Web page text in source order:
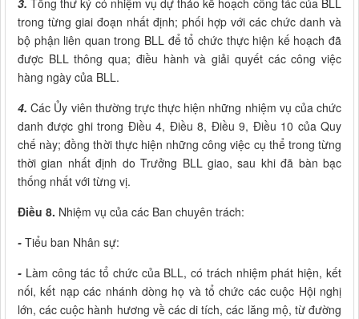
3. Tổng thư ký có nhiệm vụ dự thảo kế hoạch công tác của BLL
trong từng giai đoạn nhất định; phối hợp với các chức danh và
bộ phận liên quan trong BLL để tổ chức thực hiện kế hoạch đã
được BLL thông qua; điều hành và giải quyết các công việc
hàng ngày của BLL.
4. Các Ủy viên thường trực thực hiện những nhiệm vụ của chức
danh được ghi trong Điều 4, Điều 8, Điều 9, Điều 10 của Quy
chế này; đồng thời thực hiện những công việc cụ thể trong từng
thời gian nhất định do Trưởng BLL giao, sau khi đã bàn bạc
thống nhất với từng vị.
Điều 8. Nhiệm vụ của các Ban chuyên trách:
- Tiểu ban Nhân sự:
- Làm công tác tổ chức của BLL, có trách nhiệm phát hiện, kết
nối, kết nạp các nhánh dòng họ và tổ chức các cuộc Hội nghị
lớn, các cuộc hành hương về các di tích, các lăng mộ, từ đường